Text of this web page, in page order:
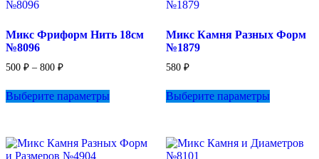
Микс Фриформ Нить 18см
№8096
500 ₽ – 800 ₽Диапазон
500 ₽
–
Выберите параметры
Опции
Микс Камня Разных Форм
№1879
580 ₽
Выберите параметрытовар
Опции